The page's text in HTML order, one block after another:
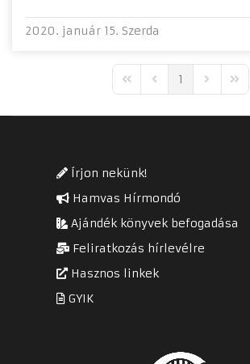
2020. január 15. Szerda
First PagePrevious Page
1 Next
Írjon nekünk!
Hamvas Hírmondó
Ajándék könyvek befogadása
Feliratkozás hírlevélre
Hasznos linkek
GYIK